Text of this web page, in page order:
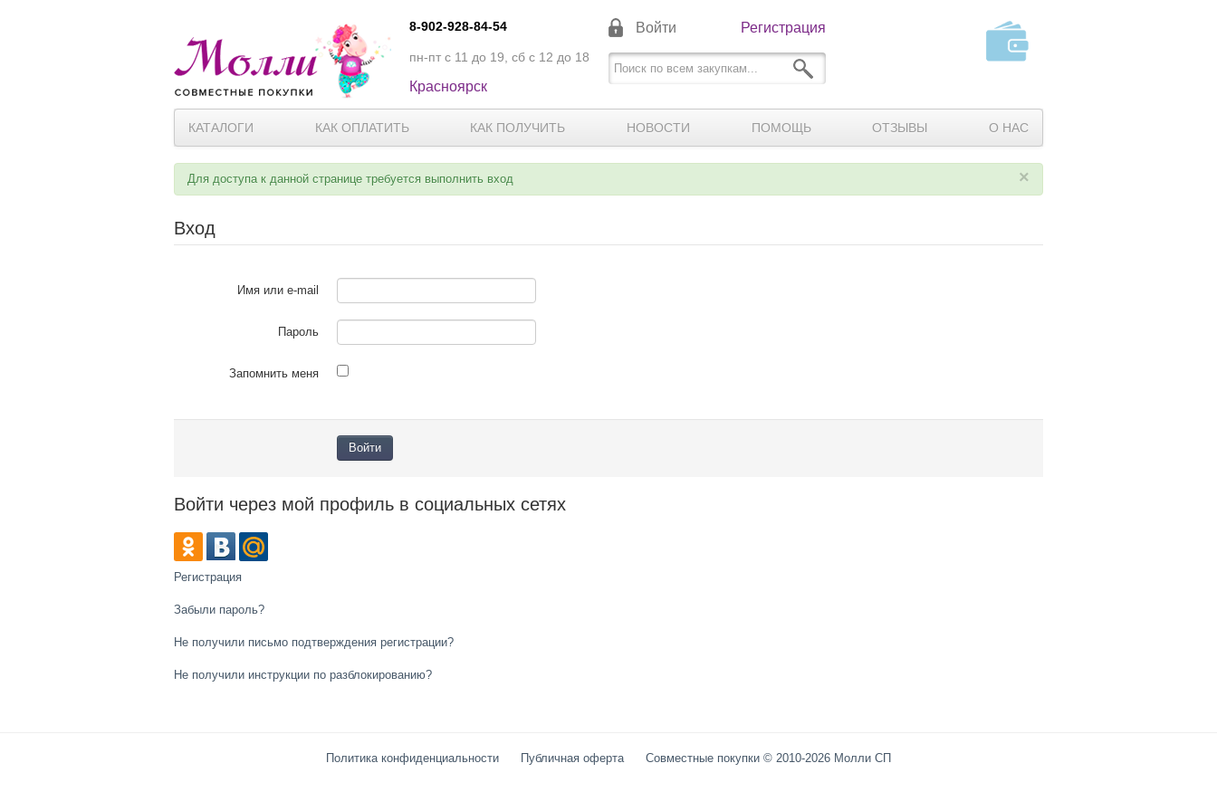
8-902-928-84-54
пн-пт с 11 до 19, сб с 12 до 18
Красноярск
Войти Регистрация
КАТАЛОГИ КАК ОПЛАТИТЬ КАК ПОЛУЧИТЬ НОВОСТИ ПОМОЩЬ ОТЗЫВЫ О НАС
Для доступа к данной странице требуется выполнить вход ×
Вход
Имя или e-mail
Пароль
Запомнить меня
Войти через мой профиль в социальных сетях
Регистрация
Забыли пароль?
Не получили письмо подтверждения регистрации?
Не получили инструкции по разблокированию?
Политика конфиденциальности Публичная оферта Совместные покупки © 2010-2026 Молли СП